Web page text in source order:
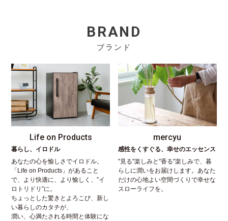
BRAND
ブランド
Life on Products
暮らし、イロドル
あなたの心を愉しさでイロドル。
「Life on Products」があること
で、より快適に、より愉しく、”イ
ロトリドリ”に。
ちょっとした驚きとよろこび、新し
い暮らしのカタチが、
潤い、心満たされる時間と体験にな
mercyu
感性をくすぐる、幸せのエッセンス
"見る"楽しみと"香る"楽しみで、暮
らしに潤いをお届けします。あなた
だけの心地よい空間づくりで幸せな
スローライフを。